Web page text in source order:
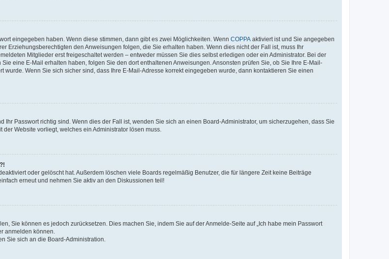
eingegeben haben. Wenn diese stimmen, dann gibt es zwei Möglichkeiten. Wenn COPPA aktiviert ist und Sie angegeben
Erziehungsberechtigten den Anweisungen folgen, die Sie erhalten haben. Wenn dies nicht der Fall ist, muss Ihr
Mitglieder erst freigeschaltet werden – entweder müssen Sie dies selbst erledigen oder ein Administrator. Bei der
eine E-Mail erhalten haben, folgen Sie den dort enthaltenen Anweisungen. Ansonsten prüfen Sie, ob Sie Ihre E-Mail-
Wenn Sie sich sicher sind, dass Ihre E-Mail-Adresse korrekt eingegeben wurde, dann kontaktieren Sie einen
Passwort richtig sind. Wenn dies der Fall ist, wenden Sie sich an einen Board-Administrator, um sicherzugehen, dass Sie
Website vorliegt, welches ein Administrator lösen muss.
oder gelöscht hat. Außerdem löschen viele Boards regelmäßig Benutzer, die für längere Zeit keine Beiträge
erneut und nehmen Sie aktiv an den Diskussionen teil!
Sie können es jedoch zurücksetzen. Dies machen Sie, indem Sie auf der Anmelde-Seite auf „Ich habe mein Passwort
anmelden können.
Sie sich an die Board-Administration.